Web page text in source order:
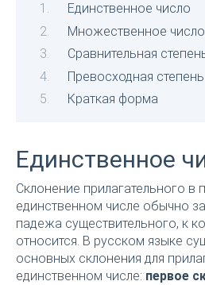
Единственное число
Множественное число
Сравнительная
Превосходная степень
Краткая форма
Единственное
Склонение прилагательного в
единственном числе обычно
падежа существительного, к
относится. В русском языке
основных склонения для
единственном числе: первое